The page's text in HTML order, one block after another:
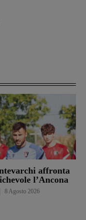
affronta
l’Ancona
8 Agosto 2026